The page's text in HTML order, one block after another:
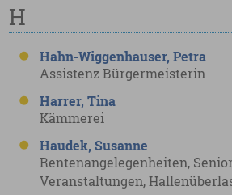
H
Hahn-Wiggenhauser, Petra
Assistenz Bürgermeisterin
Harrer, Tina
Kämmerei
Haudek, Susanne
Rentenangelegenheiten,
Veranstaltungen,